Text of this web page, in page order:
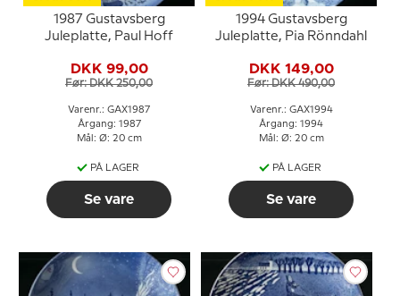
1987 Gustavsberg
Juleplatte, Paul Hoff
DKK 99,00
Før: DKK 250,00
Varenr.: GAX1987
Årgang: 1987
Mål: Ø: 20 cm
PÅ LAGER
Se vare
1994 Gustavsberg
Juleplatte, Pia Rönndahl
DKK 149,00
Før: DKK 490,00
Varenr.: GAX1994
Årgang: 1994
Mål: Ø: 20 cm
PÅ LAGER
Se vare